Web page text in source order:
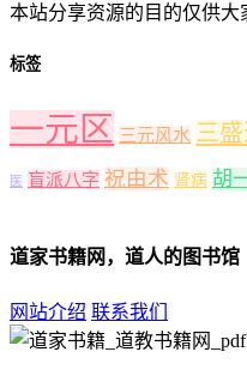
本站分享资源的目的仅供大
标签
一元区 三元风水 三
医 盲派八字 祝由术 肾病 胡
道家书籍网，道人的图书馆
网站介绍 联系我们